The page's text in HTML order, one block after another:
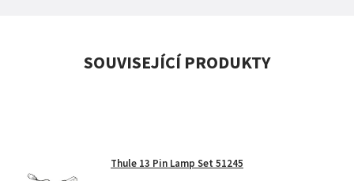
SOUVISEJÍCÍ PRODUKTY
Thule 13 Pin Lamp Set 51245